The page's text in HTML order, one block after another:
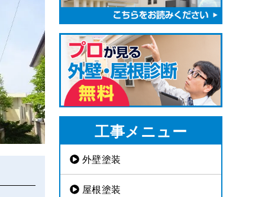
工事メニュー
外壁塗装
屋根塗装